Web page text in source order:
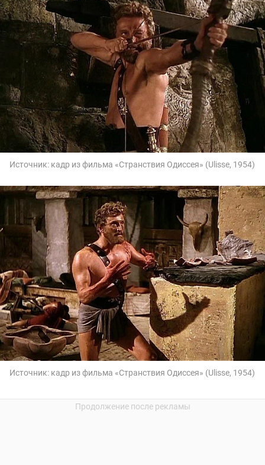
Источник: кадр из фильма «Странствия Одиссея» (Ulisse, 1954)
Источник: кадр из фильма «Странствия Одиссея» (Ulisse, 1954)